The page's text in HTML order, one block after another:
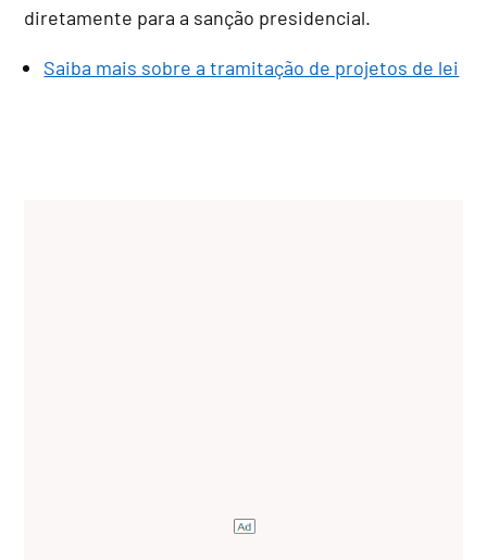
diretamente para a sanção presidencial.
Saiba mais sobre a tramitação de projetos de lei